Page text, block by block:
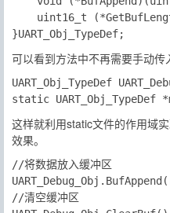
可以看到方法中不再需要手动传
UART_Obj_TypeDef
这样就利用static文件的作用域
效果。
//将数据放入缓冲区
//清空缓冲区